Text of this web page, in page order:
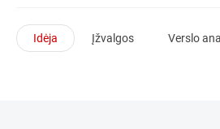
Idėja Įžvalgos Verslo